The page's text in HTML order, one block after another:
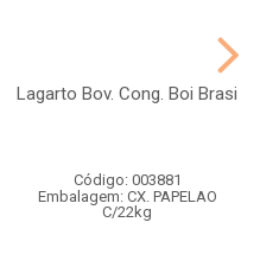
Lagarto Bov. Cong. Boi Brasi
Código: 003881
Embalagem: CX. PAPELAO
C/22kg